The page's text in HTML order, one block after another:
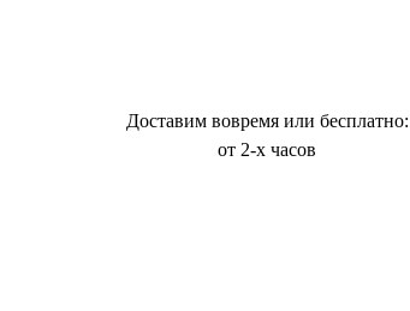
Доставим вовремя или бесплатно:
от 2-х часов